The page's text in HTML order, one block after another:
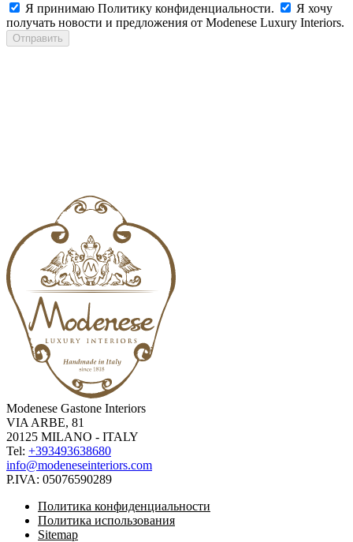
Я принимаю Политику конфиденциальности.
Я хочу
получать новости и предложения от Modenese Luxury Interiors.
Отправить
Modenese Gastone Interiors
VIA ARBE, 81
20125 MILANO - ITALY
Tel: +393493638680
info@modeneseinteriors.com
P.IVA: 05076590289
Политика конфиденциальности
Политика использования
Sitemap